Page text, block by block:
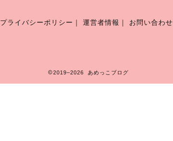
プライバシーポリシー ｜ 運営者情報 ｜ お問い合わせ
2019–2026 あめっこブログ